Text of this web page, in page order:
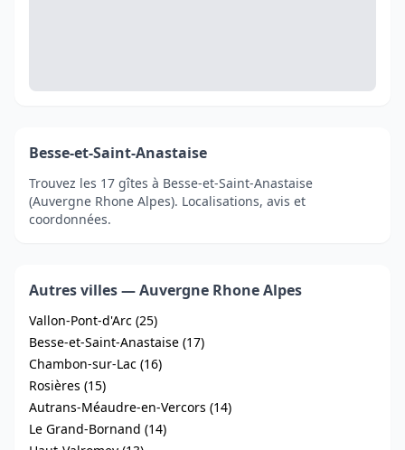
Besse-et-Saint-Anastaise
Trouvez les 17 gîtes à Besse-et-Saint-Anastaise
(Auvergne Rhone Alpes). Localisations, avis et
coordonnées.
Autres villes — Auvergne Rhone Alpes
Vallon-Pont-d'Arc (25)
Besse-et-Saint-Anastaise (17)
Chambon-sur-Lac (16)
Rosières (15)
Autrans-Méaudre-en-Vercors (14)
Le Grand-Bornand (14)